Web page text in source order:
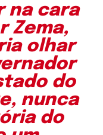
na cara
Zema,
olhar
do
nunca
do